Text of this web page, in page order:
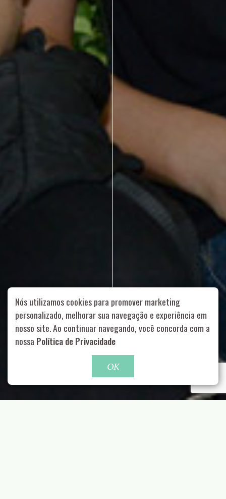
Rua Aurélia, 1714 – Vila Romana, São Paulo – SP | 55 11
99178-5848 | contato@nucleofood.com
Role para continar
Nós utilizamos cookies para promover marketing
personalizado, melhorar sua navegação e experiência em
nosso site. Ao continuar navegando, você concorda com a
nossa Política de Privacidade
OK